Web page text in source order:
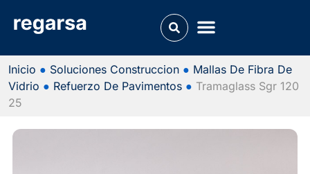
Inicio ● Soluciones Construccion ● Mallas De Fibra De
Vidrio ● Refuerzo De Pavimentos ● Tramaglass Sgr 120
25